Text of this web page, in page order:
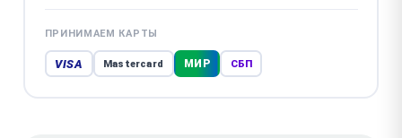
ПРИНИМАЕМ КАРТЫ
VISA Mastercard МИР СБП